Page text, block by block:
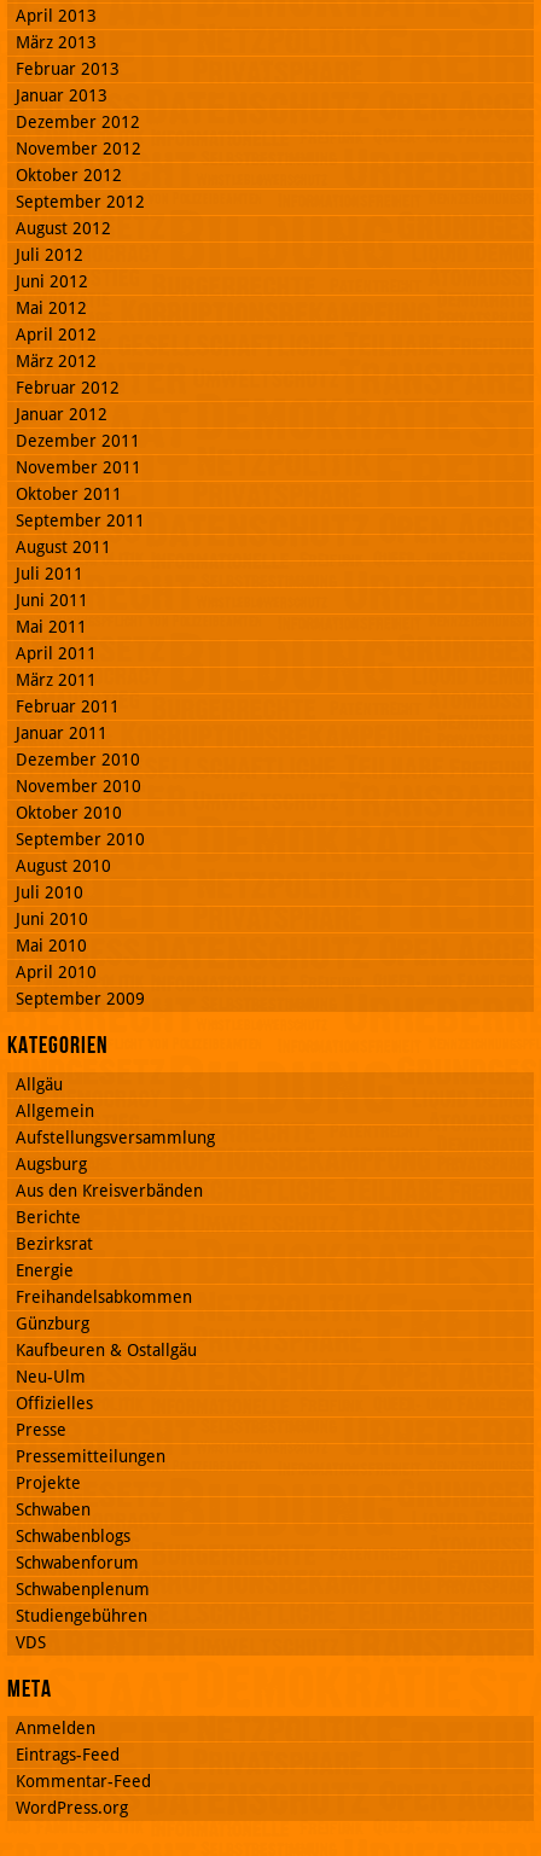
April 2013
März 2013
Februar 2013
Januar 2013
Dezember 2012
November 2012
Oktober 2012
September 2012
August 2012
Juli 2012
Juni 2012
Mai 2012
April 2012
März 2012
Februar 2012
Januar 2012
Dezember 2011
November 2011
Oktober 2011
September 2011
August 2011
Juli 2011
Juni 2011
Mai 2011
April 2011
März 2011
Februar 2011
Januar 2011
Dezember 2010
November 2010
Oktober 2010
September 2010
August 2010
Juli 2010
Juni 2010
Mai 2010
April 2010
September 2009
Kategorien
Allgäu
Allgemein
Aufstellungsversammlung
Augsburg
Aus den Kreisverbänden
Berichte
Bezirksrat
Energie
Freihandelsabkommen
Günzburg
Kaufbeuren & Ostallgäu
Neu-Ulm
Offizielles
Presse
Pressemitteilungen
Projekte
Schwaben
Schwabenblogs
Schwabenforum
Schwabenplenum
Studiengebühren
VDS
Meta
Anmelden
Eintrags-Feed
Kommentar-Feed
WordPress.org